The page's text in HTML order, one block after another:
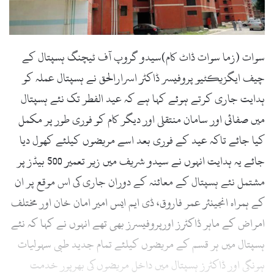
l
سوات (زما سوات ڈاٹ کام)سیدو گروپ آف ٹیچنگ ہسپتال کے
چیف ایگزیکٹیو پروفیسر ڈاکٹر اسرارالحق نے ہسپتال عملہ کو
ہدایت جاری کرتے ہوئے کہا ہے کہ عید الفطر تک نئے ہسپتال
میں صفائی اور سامان منتقلی اور دیگر کام کو فوری طور پر مکمل
کیا جائے تاکہ عید کے فوری بعد اسے مریضوں کیلئے کھول دیا
جائے یہ ہدایت انہوں نے سیدو شریف میں زیر تعمیر 500 بیڈز پر
مشتمل نئے ہسپتال کے معائنہ کے دوران جاری کی اس موقع پر ان
کے ہمراہ انجینئر عمر فاروق، ڈی ایم ایس امیر امان خان اور مختلف
امراض کے ماہر ڈاکٹرز اورپروفیسرز بھی تھے انہوں نے کہا کہ نئے
ہسپتال میں ہر قسم کے مریضوں کیلئے تمام جدید طبی سہولیات
ہونگی اور ڈاکٹرز ہسپتال میں داخل مریضوں کی بھرپور خدمت